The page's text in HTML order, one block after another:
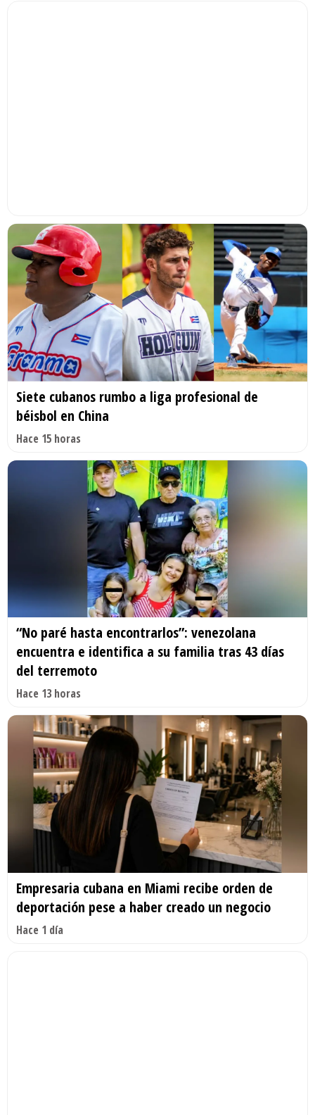
Siete cubanos rumbo a liga profesional de
béisbol en China
Hace 15 horas
“No paré hasta encontrarlos”: venezolana
encuentra e identifica a su familia tras 43 días
del terremoto
Hace 13 horas
Empresaria cubana en Miami recibe orden de
deportación pese a haber creado un negocio
Hace 1 día